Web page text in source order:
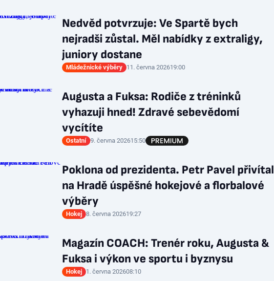
Nedvěd potvrzuje: Ve Spartě bych
nejradši zůstal. Měl nabídky z extraligy,
juniory dostane
Mládežnické výběry 11. června 202619:00
Augusta a Fuksa: Rodiče z tréninků
vyhazuji hned! Zdravé sebevědomí
vycítíte
Ostatní 9. června 202615:50
Poklona od prezidenta. Petr Pavel přivítal
na Hradě úspěšné hokejové a florbalové
výběry
Hokej 8. června 202619:27
Magazín COACH: Trenér roku, Augusta &
Fuksa i výkon ve sportu i byznysu
Hokej 1. června 202608:10